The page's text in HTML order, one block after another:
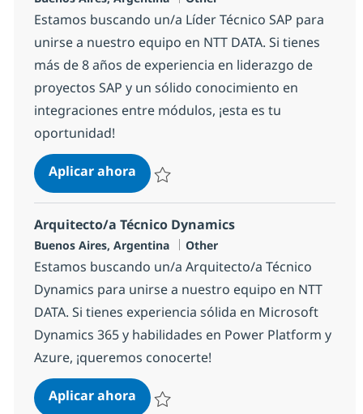
Estamos buscando un/a Líder Técnico SAP para
unirse a nuestro equipo en NTT DATA. Si tienes
más de 8 años de experiencia en liderazgo de
proyectos SAP y un sólido conocimiento en
integraciones entre módulos, ¡esta es tu
oportunidad!
Aplicar ahoraTechnical Lead SAP
Arquitecto/a Técnico Dynamics
Ubicación
Buenos Aires, Argentina Categoría
Other
Estamos buscando un/a Arquitecto/a Técnico
Dynamics para unirse a nuestro equipo en NTT
DATA. Si tienes experiencia sólida en Microsoft
Dynamics 365 y habilidades en Power Platform y
Azure, ¡queremos conocerte!
Aplicar ahoraArquitecto/a Técnico Dynamics